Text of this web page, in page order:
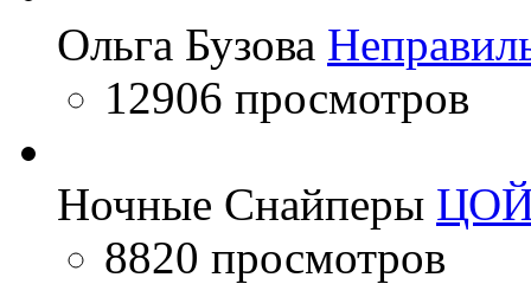
Ольга Бузова
12906 просмотров
Ночные Снайперы
8820 просмотров